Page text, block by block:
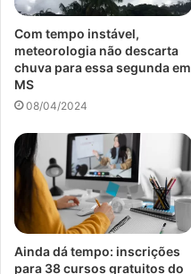
Com tempo instável,
meteorologia não descarta
chuva para essa segunda em
MS
08/04/2024
Ainda dá tempo: inscrições
para 38 cursos gratuitos do